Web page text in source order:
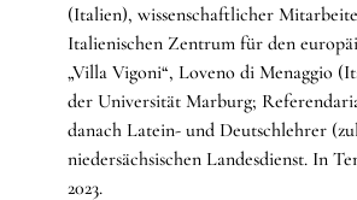
(Italien), wissenschaftlicher
Italienischen Zentrum für den
„Villa Vigoni“, Loveno di Menaggio
der Universität Marburg;
danach Latein- und Deutschlehrer
niedersächsischen Landesdienst. In
2023.